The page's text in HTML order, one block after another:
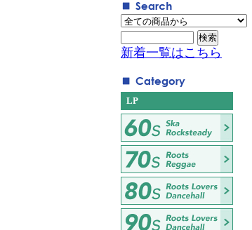
新着一覧はこちら
LP